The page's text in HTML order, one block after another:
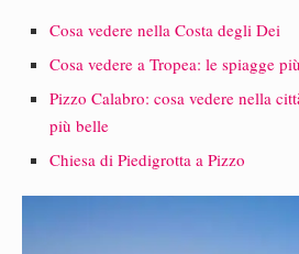
Cosa vedere nella Costa degli Dei
Cosa vedere a Tropea: le spiagge
Pizzo Calabro: cosa vedere nella
più belle
Chiesa di Piedigrotta a Pizzo